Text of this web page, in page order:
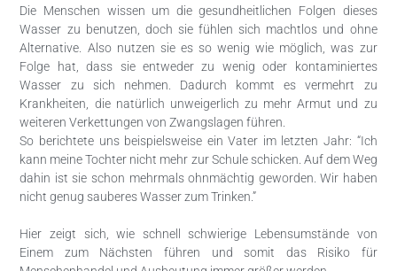
Die Menschen wissen um die gesundheitlichen Folgen dieses
Wasser zu benutzen, doch sie fühlen sich machtlos und ohne
Alternative. Also nutzen sie es so wenig wie möglich, was zur
Folge hat, dass sie entweder zu wenig oder kontaminiertes
Wasser zu sich nehmen. Dadurch kommt es vermehrt zu
Krankheiten, die natürlich unweigerlich zu mehr Armut und zu
weiteren Verkettungen von Zwangslagen führen.
So berichtete uns beispielsweise ein Vater im letzten Jahr: “Ich
kann meine Tochter nicht mehr zur Schule schicken. Auf dem Weg
dahin ist sie schon mehrmals ohnmächtig geworden. Wir haben
nicht genug sauberes Wasser zum Trinken.”
Hier zeigt sich, wie schnell schwierige Lebensumstände von
Einem zum Nächsten führen und somit das Risiko für